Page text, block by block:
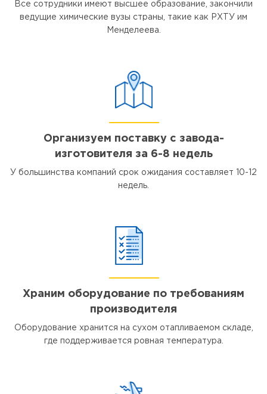
Все сотрудники имеют высшее образование, закончили
ведущие химические вузы страны, такие как РХТУ им
Менделеева.
Организуем поставку с завода-
изготовителя за 6-8 недель
У большинства компаний срок ожидания составляет 10-12
недель.
Храним оборудование по требованиям
производителя
Оборудование хранится на сухом отапливаемом складе,
где поддерживается ровная температура.